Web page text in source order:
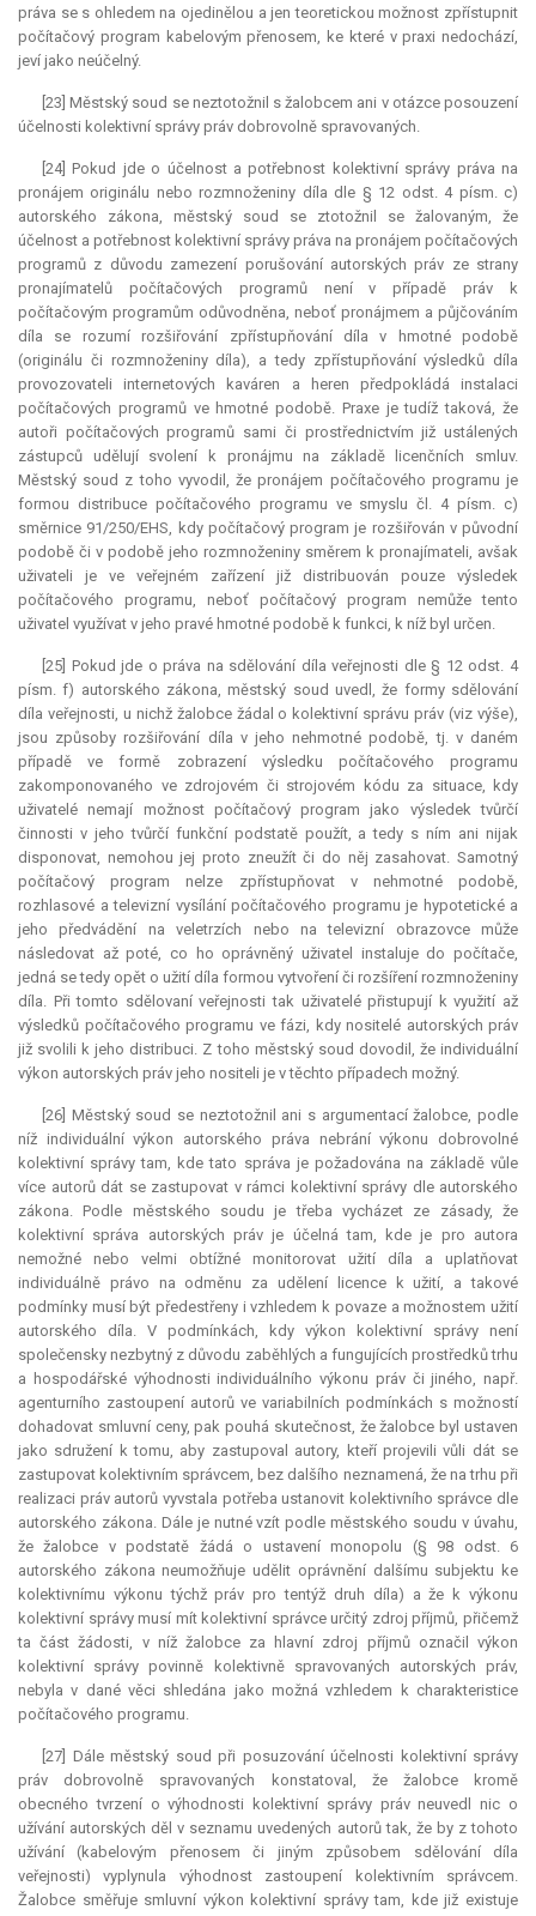
práva se s ohledem na ojedinělou a jen teoretickou možnost zpřístupnit
počítačový program kabelovým přenosem, ke které v praxi nedochází,
jeví jako neúčelný.
[23] Městský soud se neztotožnil s žalobcem ani v otázce posouzení
účelnosti kolektivní správy práv dobrovolně spravovaných.
[24] Pokud jde o účelnost a potřebnost kolektivní správy práva na
pronájem originálu nebo rozmnoženiny díla dle § 12 odst. 4 písm. c)
autorského zákona, městský soud se ztotožnil se žalovaným, že
účelnost a potřebnost kolektivní správy práva na pronájem počítačových
programů z důvodu zamezení porušování autorských práv ze strany
pronajímatelů počítačových programů není v případě práv k
počítačovým programům odůvodněna, neboť pronájmem a půjčováním
díla se rozumí rozšiřování zpřístupňování díla v hmotné podobě
(originálu či rozmnoženiny díla)‚ a tedy zpřístupňování výsledků díla
provozovateli internetových kaváren a heren předpokládá instalaci
počítačových programů ve hmotné podobě. Praxe je tudíž taková, že
autoři počítačových programů sami či prostřednictvím již ustálených
zástupců udělují svolení k pronájmu na základě licenčních smluv.
Městský soud z toho vyvodil, že pronájem počítačového programu je
formou distribuce počítačového programu ve smyslu čl. 4 písm. c)
směrnice 91/250/EHS, kdy počítačový program je rozšiřován v původní
podobě či v podobě jeho rozmnoženiny směrem k pronajímateli, avšak
uživateli je ve veřejném zařízení již distribuován pouze výsledek
počítačového programu, neboť počítačový program nemůže tento
uživatel využívat v jeho pravé hmotné podobě k funkci, k níž byl určen.
[25] Pokud jde o práva na sdělování díla veřejnosti dle § 12 odst. 4
písm. f) autorského zákona, městský soud uvedl, že formy sdělování
díla veřejnosti, u nichž žalobce žádal o kolektivní správu práv (viz výše),
jsou způsoby rozšiřování díla v jeho nehmotné podobě, tj. v daném
případě ve formě zobrazení výsledku počítačového programu
zakomponovaného ve zdrojovém či strojovém kódu za situace, kdy
uživatelé nemají možnost počítačový program jako výsledek tvůrčí
činnosti v jeho tvůrčí funkční podstatě použít, a tedy s ním ani nijak
disponovat, nemohou jej proto zneužít či do něj zasahovat. Samotný
počítačový program nelze zpřístupňovat v nehmotné podobě,
rozhlasové a televizní vysílání počítačového programu je hypotetické a
jeho předvádění na veletrzích nebo na televizní obrazovce může
následovat až poté, co ho oprávněný uživatel instaluje do počítače,
jedná se tedy opět o užití díla formou vytvoření či rozšíření rozmnoženiny
díla. Při tomto sdělovaní veřejnosti tak uživatelé přistupují k využití až
výsledků počítačového programu ve fázi, kdy nositelé autorských práv
již svolili k jeho distribuci. Z toho městský soud dovodil, že individuální
výkon autorských práv jeho nositeli je v těchto případech možný.
[26] Městský soud se neztotožnil ani s argumentací žalobce, podle
níž individuální výkon autorského práva nebrání výkonu dobrovolné
kolektivní správy tam, kde tato správa je požadována na základě vůle
více autorů dát se zastupovat v rámci kolektivní správy dle autorského
zákona. Podle městského soudu je třeba vycházet ze zásady, že
kolektivní správa autorských práv je účelná tam, kde je pro autora
nemožné nebo velmi obtížné monitorovat užití díla a uplatňovat
individuálně právo na odměnu za udělení licence k užití, a takové
podmínky musí být předestřeny i vzhledem k povaze a možnostem užití
autorského díla. V podmínkách, kdy výkon kolektivní správy není
společensky nezbytný z důvodu zaběhlých a fungujících prostředků trhu
a hospodářské výhodnosti individuálního výkonu práv či jiného, např.
agenturního zastoupení autorů ve variabilních podmínkách s možností
dohadovat smluvní ceny, pak pouhá skutečnost, že žalobce byl ustaven
jako sdružení k tomu, aby zastupoval autory, kteří projevili vůli dát se
zastupovat kolektivním správcem, bez dalšího neznamená, že na trhu při
realizaci práv autorů vyvstala potřeba ustanovit kolektivního správce dle
autorského zákona. Dále je nutné vzít podle městského soudu v úvahu,
že žalobce v podstatě žádá o ustavení monopolu (§ 98 odst. 6
autorského zákona neumožňuje udělit oprávnění dalšímu subjektu ke
kolektivnímu výkonu týchž práv pro tentýž druh díla) a že k výkonu
kolektivní správy musí mít kolektivní správce určitý zdroj příjmů, přičemž
ta část žádosti, v níž žalobce za hlavní zdroj příjmů označil výkon
kolektivní správy povinně kolektivně spravovaných autorských práv,
nebyla v dané věci shledána jako možná vzhledem k charakteristice
počítačového programu.
[27] Dále městský soud při posuzování účelnosti kolektivní správy
práv dobrovolně spravovaných konstatoval, že žalobce kromě
obecného tvrzení o výhodnosti kolektivní správy práv neuvedl nic o
užívání autorských děl v seznamu uvedených autorů tak, že by z tohoto
užívání (kabelovým přenosem či jiným způsobem sdělování díla
veřejnosti) vyplynula výhodnost zastoupení kolektivním správcem.
Žalobce směřuje smluvní výkon kolektivní správy tam, kde již existuje